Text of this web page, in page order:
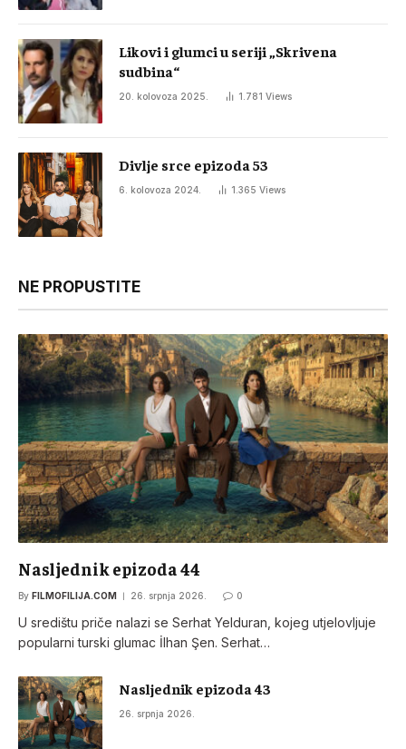
Likovi i glumci u seriji „Skrivena
sudbina“
20. kolovoza 2025. 1.781 Views
Divlje srce epizoda 53
6. kolovoza 2024. 1.365 Views
NE PROPUSTITE
Nasljednik epizoda 44
By FILMOFILIJA.COM 26. srpnja 2026. 0
U središtu priče nalazi se Serhat Yelduran, kojeg utjelovljuje
popularni turski glumac İlhan Şen. Serhat…
Nasljednik epizoda 43
26. srpnja 2026.